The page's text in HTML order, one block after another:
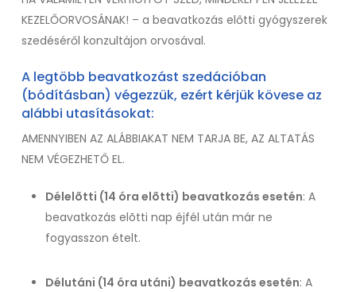
KEZELŐORVOSÁNAK! – a beavatkozás előtti gyógyszerek
szedéséről konzultájon orvosával.
A legtöbb beavatkozást szedációban
(bódításban) végezzük, ezért kérjük kövese az
alábbi utasításokat:
AMENNYIBEN AZ ALÁBBIAKAT NEM TARJA BE, AZ ALTATÁS
NEM VÉGEZHETŐ EL.
Délelõtti (14 óra elõtti) beavatkozás esetén: A
beavatkozás elõtti nap éjfél után már ne
fogyasszon ételt.
Délutáni (14 óra utáni) beavatkozás esetén: A